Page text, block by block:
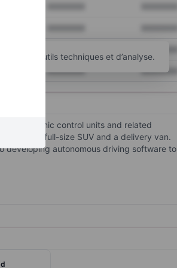
XXXXXXX XXXXXXX
d’autres outils techniques et d’analyse.
electronic control units and related
and full-size SUV and a delivery van.
developing autonomous driving software to